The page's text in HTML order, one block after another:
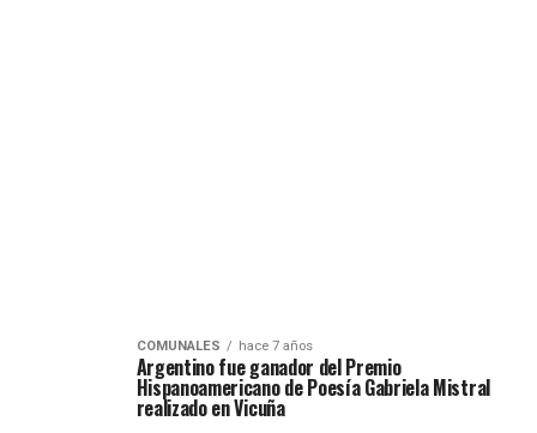
COMUNALES hace 7 años
Argentino fue ganador del Premio
Hispanoamericano de Poesía Gabriela Mistral
realizado en Vicuña